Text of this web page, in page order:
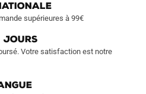
page
supérieures à 99€
JOURS
Votre satisfaction est notre